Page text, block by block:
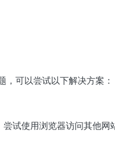
可以尝试以下解决方案：
试使用浏览器访问其他网